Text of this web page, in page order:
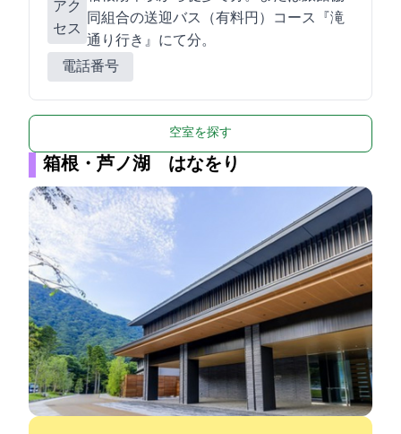
アク
セス
同組合の送迎バス（有料100円）Aコース『滝
通り行き』にて5分。
電話番号
空室を探す
箱根・芦ノ湖 はなをり